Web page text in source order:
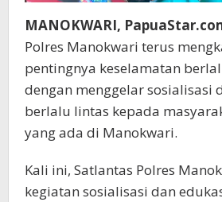
MANOKWARI,
Polres Manokwari terus
pentingnya keselamatan
dengan menggelar sosialisasi
berlalu lintas kepada
yang ada di Manokwari.
Kali ini, Satlantas Polres
kegiatan sosialisasi dan